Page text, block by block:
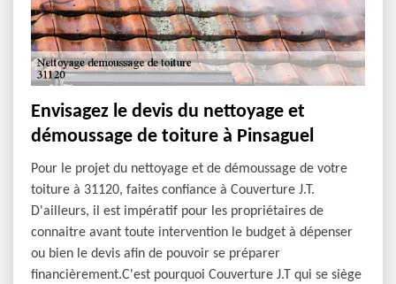
Envisagez le devis du nettoyage et
démoussage de toiture à Pinsaguel
Pour le projet du nettoyage et de démoussage de votre
toiture à 31120, faites confiance à Couverture J.T.
D'ailleurs, il est impératif pour les propriétaires de
connaitre avant toute intervention le budget à dépenser
ou bien le devis afin de pouvoir se préparer
financièrement.C'est pourquoi Couverture J.T qui se siège